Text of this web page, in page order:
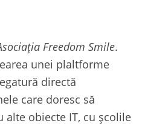
Freedom Smile.
unei plaltforme
directă
care doresc să
alte obiecte IT, cu şcolile